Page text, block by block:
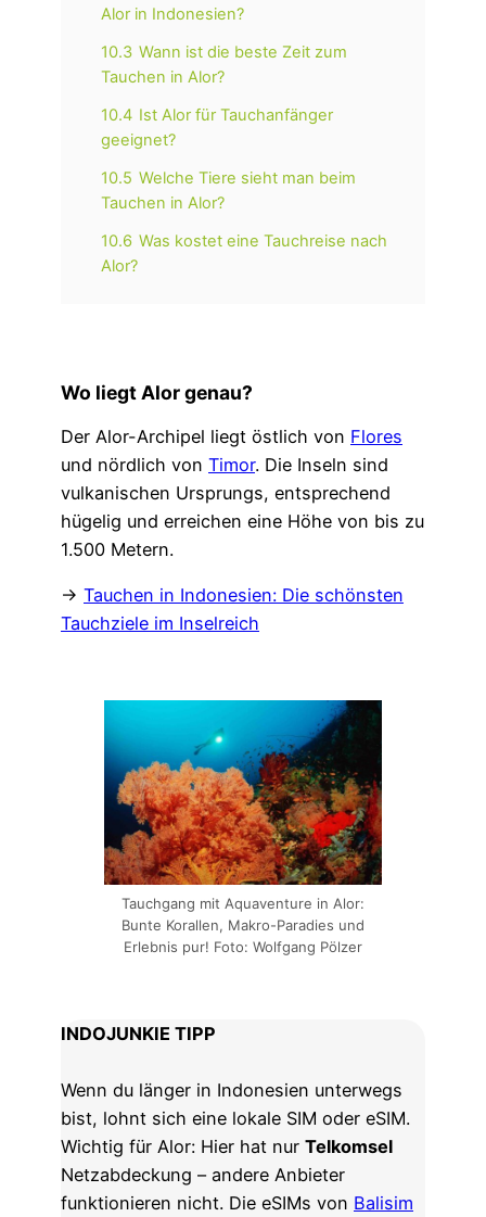
Alor in Indonesien?
10.3 Wann ist die beste Zeit zum
Tauchen in Alor?
10.4 Ist Alor für Tauchanfänger
geeignet?
10.5 Welche Tiere sieht man beim
Tauchen in Alor?
10.6 Was kostet eine Tauchreise nach
Alor?
Wo liegt Alor genau?
Der Alor-Archipel liegt östlich von Flores
und nördlich von Timor. Die Inseln sind
vulkanischen Ursprungs, entsprechend
hügelig und erreichen eine Höhe von bis zu
1.500 Metern.
→ Tauchen in Indonesien: Die schönsten
Tauchziele im Inselreich
Tauchgang mit Aquaventure in Alor:
Bunte Korallen, Makro-Paradies und
Erlebnis pur! Foto: Wolfgang Pölzer
INDOJUNKIE TIPP
Wenn du länger in Indonesien unterwegs
bist, lohnt sich eine lokale SIM oder eSIM.
Wichtig für Alor: Hier hat nur Telkomsel
Netzabdeckung – andere Anbieter
funktionieren nicht. Die eSIMs von Balisim